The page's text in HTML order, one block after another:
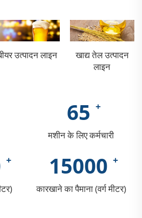
उत्पादन लाइन
खाद्य तेल उत्पादन
लाइन
65
मशीन के लिए कर्मचारी
15000
कारखाने का पैमाना (वर्ग मीटर)